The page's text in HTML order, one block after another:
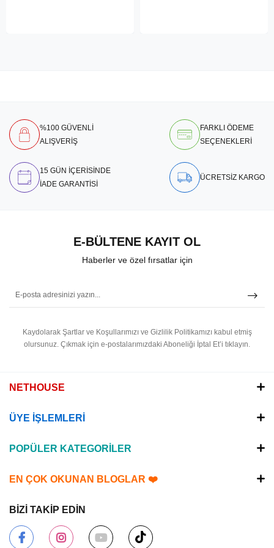
%100 GÜVENLİ
ALIŞVERİŞ
FARKLI ÖDEME
SEÇENEKLERİ
15 GÜN İÇERİSİNDE
İADE GARANTİSİ
ÜCRETSİZ KARGO
E-BÜLTENE KAYIT OL
Haberler ve özel fırsatlar için
Kaydolarak Şartlar ve Koşullarımızı ve Gizlilik Politikamızı kabul etmiş
olursunuz. Çıkmak için e-postalarımızdaki Aboneliği İptal Et’i tıklayın.
NETHOUSE
ÜYE İŞLEMLERİ
POPÜLER KATEGORİLER
EN ÇOK OKUNAN BLOGLAR ❤️
BİZİ TAKİP EDİN